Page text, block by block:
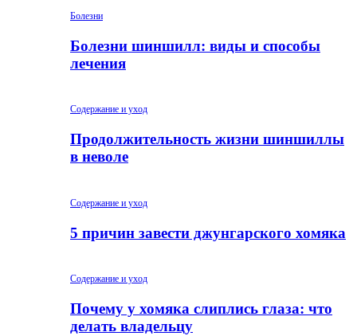
Болезни
Болезни шиншилл: виды и способы
лечения
Содержание и уход
Продолжительность жизни шиншиллы
в неволе
Содержание и уход
5 причин завести джунгарского хомяка
Содержание и уход
Почему у хомяка слиплись глаза: что
делать владельцу